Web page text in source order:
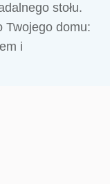
stołu.
Twojego domu:
i